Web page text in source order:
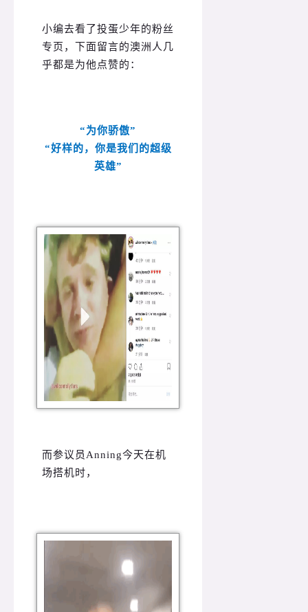
小编去看了投蛋少年的粉丝
专页，下面留言的澳洲人几
乎都是为他点赞的：
“为你骄傲”
“好样的，你是我们的超级
英雄”
而参议员Anning今天在机
场搭机时，